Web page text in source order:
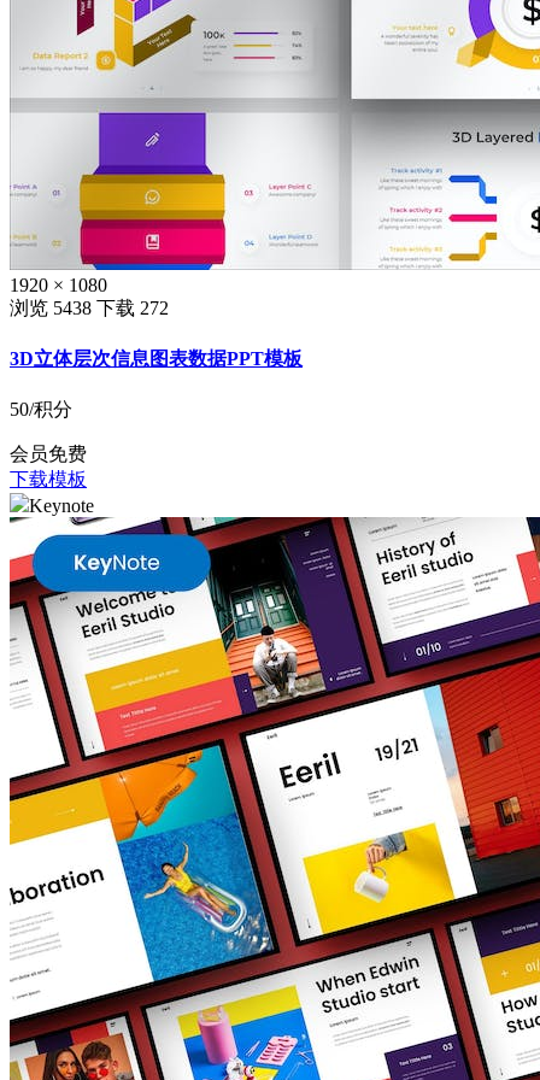
1920 × 1080
浏览 5438 下载 272
3D立体层次信息图表数据PPT模板
50/积分
会员免费
下载模板
Keynote